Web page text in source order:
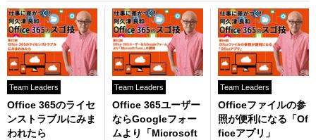
Team Leaders
Office 365のライセ
ンストラブルにみま
われたら
Team Leaders
Office 365ユーザー
ならGoogleフォー
ムより「Microsoft
Team Leaders
Officeファイルの参
照が便利になる「Of
ficeアプリ」